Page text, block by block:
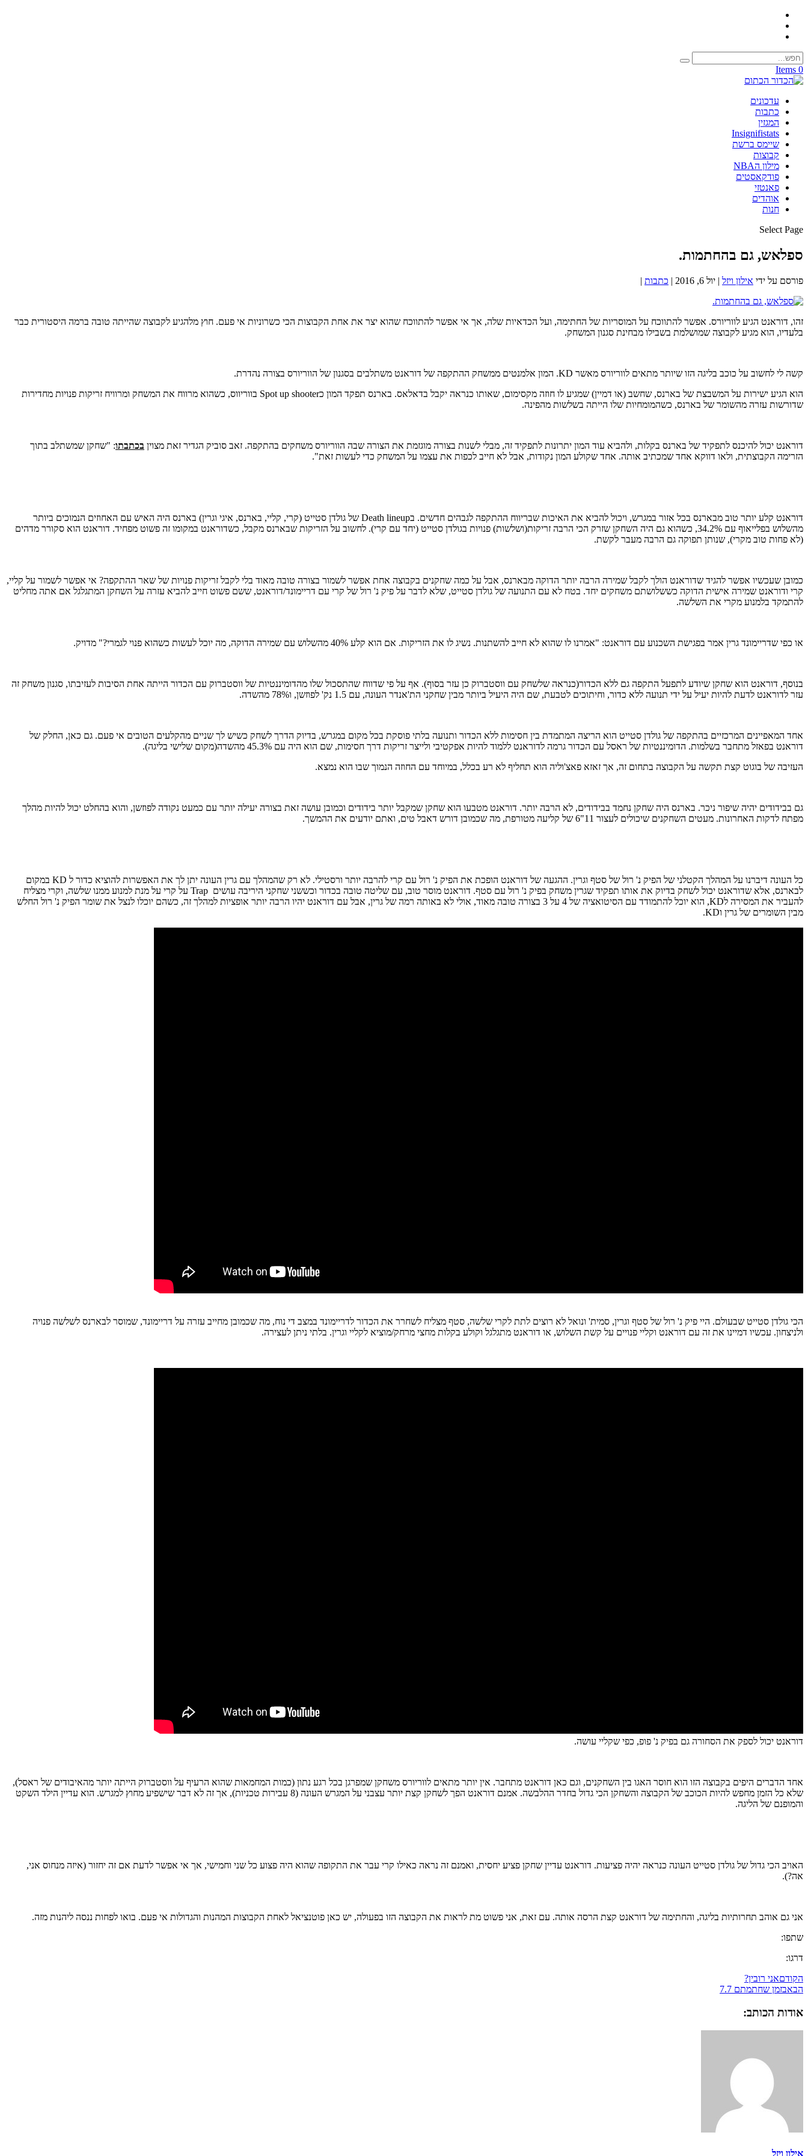
0 Items
עדכונים
כתבות
המגזין
Insignifistats
שיימס ברשת
קבוצות
מילון הNBA
פודקאסטים
פאנטזי
אוהדים
חנות
Select Page
ספלאש, גם בהחתמות.
פורסם על ידי אילון ויזל | יול 6, 2016 | כתבות |
זהו, דוראנט הגיע לווריורס. אפשר להתווכח על המוסריות של החתימה, ועל הכדאיות שלה, אך אי אפשר להתווכח שהוא יצר את אחת הקבוצות הכי כשרוניות אי פעם. חוץ מלהגיע לקבוצה שהייתה טובה ברמה היסטורית כבר
בלעדיו, הוא מגיע לקבוצה שמושלמת בשבילו מבחינת סגנון המשחק.
קשה לי לחשוב על כוכב בליגה הזו שיותר מתאים לווריורס מאשר KD. המון אלמנטים ממשחק ההתקפה של דוראנט משתלבים בסגנון של הווריורס בצורה נהדרת.
הוא הגיע ישירות על המשבצת של בארנס, שחשב (או דמיין) שמגיע לו חוזה מקסימום, שאותו כנראה יקבל בדאלאס. בארנס תפקד המון כSpot up shooter בווריווס, כשהוא מרווח את המשחק ומרוויח זריקות פנויות מחדירות
שדורשות עזרה מהשומר של בארנס, כשהמומחיות שלו הייתה בשלשות מהפינה.
דוראנט יכול להיכנס לתפקיד של בארנס בקלות, ולהביא עוד המון יתרונות לתפקיד זה, מבלי לשנות בצורה מוגזמת את הצורה שבה הווריורס משחקים בהתקפה. זאב סוביק הגדיר זאת מצוין בכתבתו: "שחקן שמשתלב בתוך
הזרימה הקבוצתית, ולאו דווקא אחד שמכתיב אותה. אחד שקולע המון נקודות, אבל לא חייב לכפות את עצמו על המשחק כדי לעשות זאת".
דוראנט קלע יותר טוב מבארנס בכל אזור במגרש, ויכול להביא את האיכות שבריווח ההתקפה לגבהים חדשים. בDeath lineup של גולדן סטייט (קרי, קליי, בארנס, איגי וגרין) בארנס היה האיש עם האחוזים הנמוכים ביותר
מהשלוש בפלייאוף עם 34.2%, כשהוא גם היה השחקן שזרק הכי הרבה זריקות(ושלשות) פנויות בגולדן סטייט (יחד עם קרי). לחשוב על הזריקות שבארנס מקבל, כשדוראנט במקומו זה פשוט מפחיד. דוראנט הוא סקורר מדהים
(לא פחות טוב מקרי), שנותן תפוקה גם הרבה מעבר לקשת.
כמובן שעכשיו אפשר להגיד שדוראנט הולך לקבל שמירה הרבה יותר הדוקה מבארנס, אבל על כמה שחקנים בקבוצה אחת אפשר לשמור בצורה טובה מאוד בלי לקבל זריקות פנויות של שאר ההתקפה? אי אפשר לשמור על קליי,
קרי ודוראנט שמירה אישית הדוקה כששלושתם משחקים יחד. בטח לא עם התנועה של גולדן סטייט, שלא לדבר על פיק נ' רול של קרי עם דריימונד/דוראנט, ששם פשוט חייב להביא עזרה על השחקן המתגלגל אם אתה מחליט
להתמקד בלמנוע מקרי את השלשה.
או כפי שדריימונד גרין אמר בפגישת השכנוע עם דוראנט: "אמרנו לו שהוא לא חייב להשתנות. נשיג לו את הזריקות. אם הוא קלע 40% מהשלוש עם שמירה הדוקה, מה יוכל לעשות כשהוא פנוי לגמרי?" מדויק.
בנוסף, דוראנט הוא שחקן שיודע לתפעל התקפה גם ללא הכדור(כנראה שלשחק עם ווסטברוק כן עזר בסוף). אף על פי שדווח שהתסכול שלו מהדומיננטיות של ווסטברוק עם הכדור הייתה אחת הסיבות לעזיבתו, סגנון משחק זה
עזר לדוראנט לדעת להיות יעיל על ידי תנועה ללא כדור, וחיתוכים לטבעת, שם היה היעיל ביותר מבין שחקני הת'אנדר העונה, עם 1.5 נק' לפוזשן, ו78% מהשדה.
אחד המאפיינים המרכזיים בהתקפה של גולדן סטייט הוא הריצה המתמדת בין חסימות ללא הכדור ותנועה בלתי פוסקת בכל מקום במגרש, בדיוק הדרך לשחק כשיש לך שניים מהקלעים הטובים אי פעם. גם כאן, החלק של
דוראנט בפאזל מתחבר בשלמות. הדומיננטיות של ראסל עם הכדור גרמה לדוראנט ללמוד להיות אפקטיבי ולייצר זריקות דרך חסימות, שם הוא היה עם 45.3% מהשדה(מקום שלישי בליגה).
העזיבה של בוגוט קצת תקשה על הקבוצה בתחום זה, אך זאזא פאצ'וליה הוא תחליף לא רע בכלל, במיוחד עם החוזה הנמוך שבו הוא נמצא.
גם בבידודים יהיה שיפור ניכר. בארנס היה שחקן נחמד בבידודים, לא הרבה יותר. דוראנט מטבעו הוא שחקן שמקבל יותר בידודים וכמובן עושה זאת בצורה יעילה יותר עם כמעט נקודה לפוזשן, והוא בהחלט יכול להיות מהלך
מפתח לדקות האחרונות. מעטים השחקנים שיכולים לעצור 11"6 של קליעה מטורפת, מה שכמובן דורש דאבל טים, ואתם יודעים את ההמשך.
כל העונה דיברנו על המהלך הקטלני של הפיק נ' רול של סטף וגרין. ההגעה של דוראנט הופכת את הפיק נ' רול עם קרי להרבה יותר ורסטילי. לא רק שהמהלך עם גרין העונה יתן לך את האפשרות להוציא כדור ל KD במקום
לבארנס, אלא שדוראנט יכול לשחק בדיוק את אותו תפקיד שגרין משחק בפיק נ' רול עם סטף. דוראנט מוסר טוב, עם שליטה טובה בכדור וכששני שחקני היריבה עושים Trap על קרי על מנת למנוע ממנו שלשה, וקרי מצליח
להעביר את המסירה לKD, הוא יוכל להתמודד עם הסיטואציה של 4 על 3 בצורה טובה מאוד, אולי לא באותה רמה של גרין, אבל עם דוראנט יהיו הרבה יותר אופציות למהלך זה, כשהם יוכלו לנצל את שומר הפיק נ' רול החלש
מבין השומרים של גרין וKD.
הכי גולדן סטייט שבעולם. היי פיק נ' רול של סטף וגרין, סמית' ונואל לא רוצים לתת לקרי שלשה, סטף מצליח לשחרר את הכדור לדריימונד במצב די נוח, מה שכמובן מחייב עזרה על דריימונד, שמוסר לבארנס לשלשה פנויה
ולניצחון. עכשיו דמיינו את זה עם דוראנט וקליי פנויים על קשת השלוש, או דוראנט מתגלגל וקולע בקלות מחצי מרחק/מוציא לקליי וגרין. בלתי ניתן לעצירה.
דוראנט יכול לספק את הסחורה גם בפיק נ' פופ, כפי שקליי עושה.
אחד הדברים היפים בקבוצה הזו הוא חוסר האגו בין השחקנים, וגם כאן דוראנט מתחבר. אין יותר מתאים לווריורס משחקן שמפרגן בכל רגע נתון (כמות המחמאות שהוא הרעיף על ווסטברוק הייתה יותר מהאיבודים של ראסל),
שלא כל הזמן מחפש להיות הכוכב של הקבוצה והשחקן הכי גדול בחדר ההלבשה. אמנם דוראנט הפך לשחקן קצת יותר עצבני על המגרש העונה (8 עבירות טכניות), אך זה לא דבר שישפיע מחוץ למגרש. הוא עדיין הילד השקט
והמופנם של הליגה.
האויב הכי גדול של גולדן סטייט העונה כנראה יהיה פציעות. דוראנט עדיין שחקן פציע יחסית, ואמנם זה נראה כאילו קרי עבר את התקופה שהוא היה פצוע כל שני וחמישי, אך אי אפשר לדעת אם זה יחזור (איזה מנחוס אני,
אה?).
אני גם אוהב תחרותיות בליגה, והחתימה של דוראנט קצת הרסה אותה. עם זאת, אני פשוט מת לראות את הקבוצה הזו בפעולה, יש כאן פוטנציאל לאחת הקבוצות המהנות והגדולות אי פעם. בואו לפחות ננסה ליהנות מזה.
שתפו:
דרגו:
הקודםאני רובין?
הבאבזמן שחתמתם 7.7
אודות הכותב:
אילון ויזל